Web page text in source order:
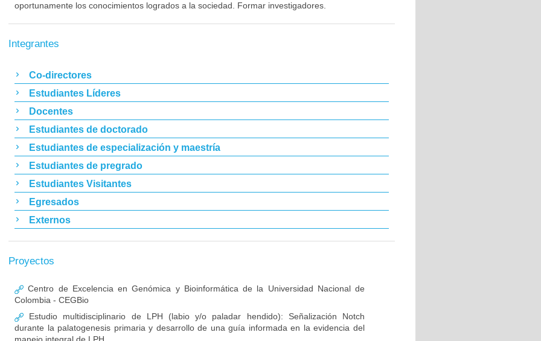
oportunamente los conocimientos logrados a la sociedad. Formar investigadores.
Integrantes
Co-directores
Estudiantes Líderes
Docentes
Estudiantes de doctorado
Estudiantes de especialización y maestría
Estudiantes de pregrado
Estudiantes Visitantes
Egresados
Externos
Proyectos
Centro de Excelencia en Genómica y Bioinformática de la Universidad Nacional de
Colombia - CEGBio
Estudio multidisciplinario de LPH (labio y/o paladar hendido): Señalización Notch
durante la palatogenesis primaria y desarrollo de una guía informada en la evidencia del